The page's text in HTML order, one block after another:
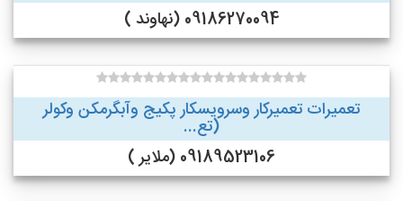
09186270094 (نهاوند )
تعمیرات تعمیرکار وسرویسکار پکیج وآبگرمکن وکولر
(تع...
09189523106 (ملایر )